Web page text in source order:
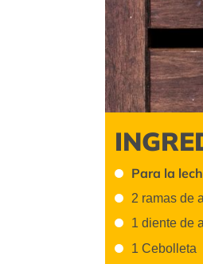
Para la
2 ramas de
1 diente de
1 Cebolleta